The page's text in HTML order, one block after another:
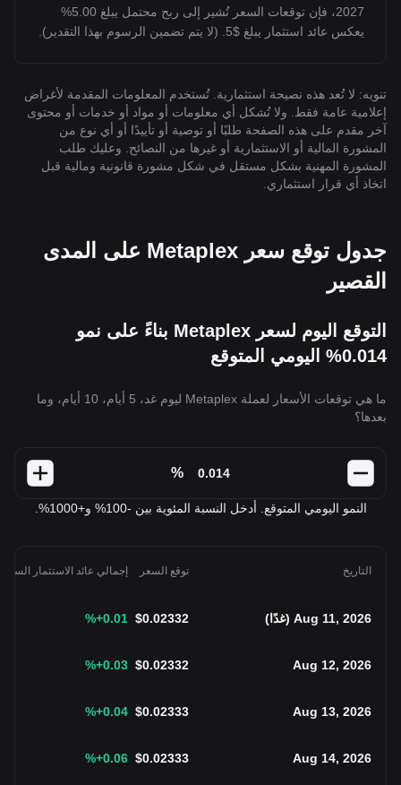
2027، فإن توقعات السعر تُشير إلى ربح محتمل يبلغ 5.00%
يعكس عائد استثمار يبلغ $5. (لا يتم تضمين الرسوم بهذا التقدير).
تنويه: لا تُعد هذه نصيحة استثمارية. تُستخدم المعلومات المقدمة لأغراض
إعلامية عامة فقط. ولا تُشكل أي معلومات أو مواد أو خدمات أو محتوى
آخر مقدم على هذه الصفحة طلبًا أو توصية أو تأييدًا أو أي نوع من
المشورة المالية أو الاستثمارية أو غيرها من النصائح. وعليك طلب
المشورة المهنية بشكل مستقل في شكل مشورة قانونية ومالية قبل
اتخاذ أي قرار استثماري.
جدول توقع سعر Metaplex على المدى
القصير
التوقع اليوم لسعر Metaplex بناءً على نمو
0.014% اليومي المتوقع
ما هي توقعات الأسعار لعملة Metaplex ليوم غد، 5 أيام، 10 أيام، وما
بعدها؟
%
النمو اليومي المتوقع. أدخل النسبة المئوية بين -100% و+1000%.
التاريخ توقع السعر إجمالي عائد الاستثمار
Aug 11, 2026
(غدًا )
$0.02332
+0.01
%
Aug 12, 2026
$0.02332
+0.03
%
Aug 13, 2026
$0.02333
+0.04
%
Aug 14, 2026
$0.02333
+0.06
%